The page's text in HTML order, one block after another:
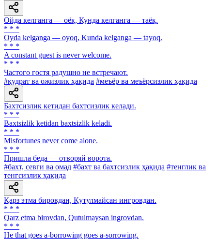
Ойда келганга — оёқ, Кунда келганга — таёқ.
* * *
Oyda kelganga — oyoq, Kunda kelganga — tayoq.
* * *
A constant guest is never welcome.
* * *
Частого гостя радушно не встречают.
#қудрат ва ожизлик ҳақида #меъёр ва меъёрсизлик ҳақида
Бахтсизлик кетидан бахтсизлик келади.
* * *
Baxtsizlik ketidan baxtsizlik keladi.
* * *
Misfortunes never come alone.
* * *
Пришла беда — отворяй ворота.
#бахт, севги ва омад #бахт ва бахтсизлик ҳақида #тенглик ва
тенгсизлик ҳақида
Қарз этма бировдан, Қутулмайсан ингровдан.
* * *
Qarz etma birovdan, Qutulmaysan ingrovdan.
* * *
He that goes a-borrowing goes a-sorrowing.